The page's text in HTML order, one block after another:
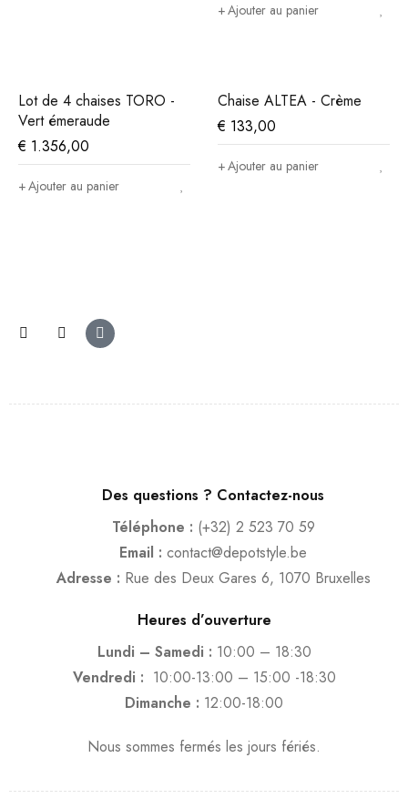
Ajouter au panier
Lot de 4 chaises TORO -
Vert émeraude
€ 1.356,00
Ajouter au panier
Chaise ALTEA - Crème
€ 133,00
Ajouter au panier
Des questions ? Contactez-nous
Téléphone : (+32) 2 523 70 59
Email : contact@depotstyle.be
Adresse : Rue des Deux Gares 6, 1070 Bruxelles
Heures d’ouverture
Lundi – Samedi : 10:00 – 18:30
Vendredi : 10:00-13:00 – 15:00 -18:30
Dimanche : 12:00-18:00
Nous sommes fermés les jours fériés.